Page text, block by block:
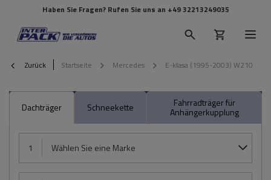
Haben Sie Fragen? Rufen Sie uns an +49 32213249035
Zurück Startseite Mercedes E-klasa (1995-2003) W210
Dachträger Schneekette Fahrradträger für
Anhängerkupplung
1 Wählen Sie eine Marke